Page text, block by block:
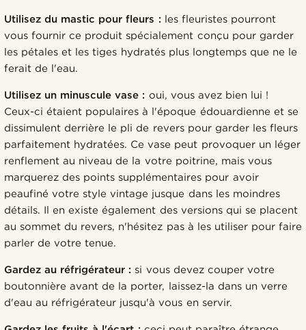
Utilisez du mastic pour fleurs : les fleuristes pourront
vous fournir ce produit spécialement conçu pour garder
les pétales et les tiges hydratés plus longtemps que ne le
ferait de l'eau.
Utilisez un minuscule vase : oui, vous avez bien lui !
Ceux-ci étaient populaires à l'époque édouardienne et se
dissimulent derrière le pli de revers pour garder les fleurs
parfaitement hydratées. Ce vase peut provoquer un léger
renflement au niveau de la votre poitrine, mais vous
marquerez des points supplémentaires pour avoir
peaufiné votre style vintage jusque dans les moindres
détails. Il en existe également des versions qui se placent
au sommet du revers, n'hésitez pas à les utiliser pour faire
parler de votre tenue.
Gardez au réfrigérateur : si vous devez couper votre
boutonnière avant de la porter, laissez-la dans un verre
d'eau au réfrigérateur jusqu'à vous en servir.